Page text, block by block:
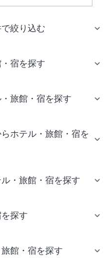
絞り込む
宿を探す
旅館・宿を探す
ホテル・旅館・宿を
・旅館・宿を探す
探す
館・宿を探す